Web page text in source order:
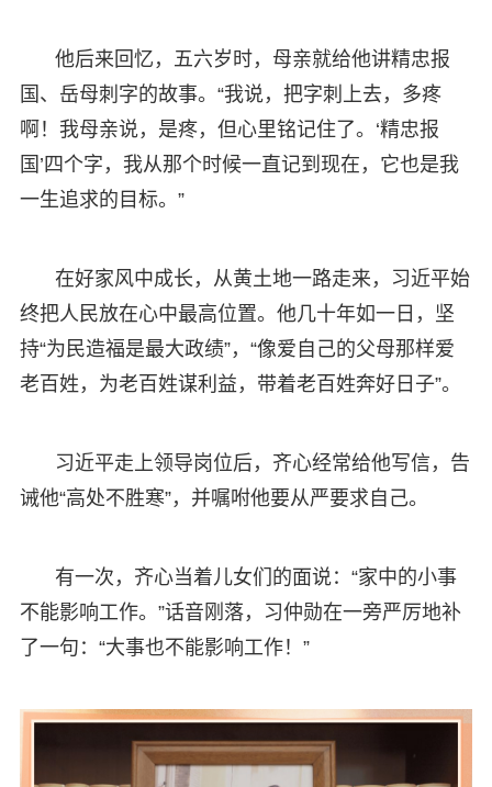
他后来回忆，五六岁时，母亲就给他讲精忠报
国、岳母刺字的故事。“我说，把字刺上去，多疼
啊！我母亲说，是疼，但心里铭记住了。‘精忠报
国’四个字，我从那个时候一直记到现在，它也是我
一生追求的目标。”
在好家风中成长，从黄土地一路走来，习近平始
终把人民放在心中最高位置。他几十年如一日，坚
持“为民造福是最大政绩”，“像爱自己的父母那样爱
老百姓，为老百姓谋利益，带着老百姓奔好日子”。
习近平走上领导岗位后，齐心经常给他写信，告
诫他“高处不胜寒”，并嘱咐他要从严要求自己。
有一次，齐心当着儿女们的面说：“家中的小事
不能影响工作。”话音刚落，习仲勋在一旁严厉地补
了一句：“大事也不能影响工作！”